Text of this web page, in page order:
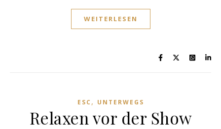
WEITERLESEN
ESC , UNTERWEGS
Relaxen vor der Show